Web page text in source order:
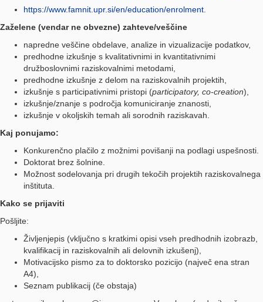
https://www.famnit.upr.si/en/education/enrolment
Zaželene (vendar ne obvezne) zahteve/veščine
napredne veščine obdelave, analize in vizualizacije podatkov,
predhodne izkušnje s kvalitativnimi in kvantitativnimi
družboslovnimi raziskovalnimi metodami,
predhodne izkušnje z delom na raziskovalnih projektih,
izkušnje s participativnimi pristopi (participatory, co-creation),
izkušnje/znanje s področja komuniciranje znanosti,
izkušnje v okoljskih temah ali sorodnih raziskavah.
Kaj ponujamo:
Konkurenčno plačilo z možnimi povišanji na podlagi uspešnosti.
Doktorat brez šolnine.
Možnost sodelovanja pri drugih tekočih projektih raziskovalnega
inštituta.
Kako se prijaviti
Pošljite:
Življenjepis (vključno s kratkimi opisi vseh predhodnih izobrazb,
kvalifikacij in raziskovalnih ali delovnih izkušenj),
Motivacijsko pismo za to doktorsko pozicijo (največ ena stran
A4),
Seznam publikacij (če obstaja)